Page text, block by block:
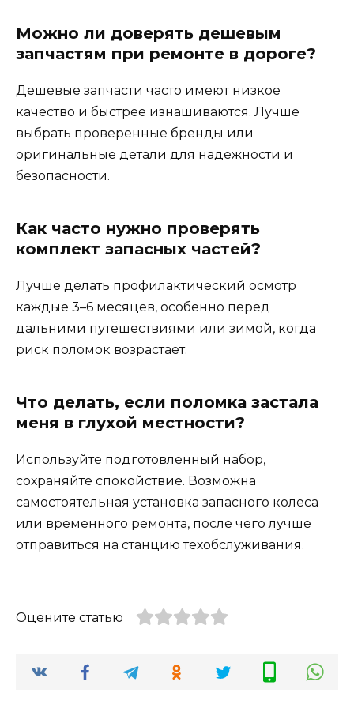
Можно ли доверять дешевым
запчастям при ремонте в дороге?
Дешевые запчасти часто имеют низкое
качество и быстрее изнашиваются. Лучше
выбрать проверенные бренды или
оригинальные детали для надежности и
безопасности.
Как часто нужно проверять
комплект запасных частей?
Лучше делать профилактический осмотр
каждые 3–6 месяцев, особенно перед
дальними путешествиями или зимой, когда
риск поломок возрастает.
Что делать, если поломка застала
меня в глухой местности?
Используйте подготовленный набор,
сохраняйте спокойствие. Возможна
самостоятельная установка запасного колеса
или временного ремонта, после чего лучше
отправиться на станцию техобслуживания.
Оцените статью